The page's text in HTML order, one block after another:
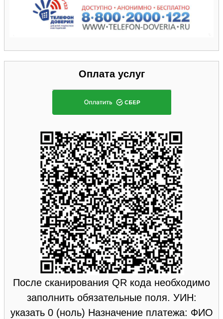
Оплата услуг
После сканирования QR кода необходимо
заполнить обязательные поля. УИН:
указать 0 (ноль) Назначение платежа: ФИО